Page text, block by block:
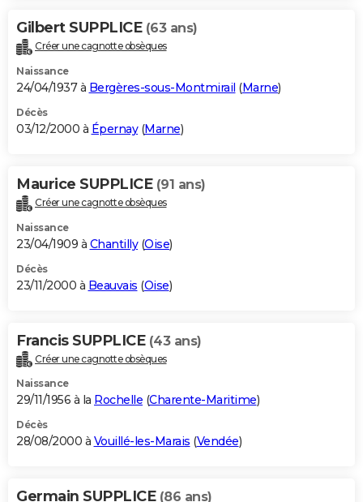
Gilbert SUPPLICE (63 ans)
Créer une cagnotte obsèques
Naissance
24/04/1937 à Bergères-sous-Montmirail (Marne)
Décès
03/12/2000 à Épernay(Marne)
Maurice SUPPLICE (91 ans)
Créer une cagnotte obsèques
Naissance
23/04/1909 à Chantilly(Oise)
Décès
23/11/2000 à Beauvais (Oise)
Francis SUPPLICE (43 ans)
Créer une cagnotte obsèques
Naissance
29/11/1956 à la Rochelle (Charente-Maritime)
Décès
28/08/2000 à Vouillé-les-Marais (Vendée)
Germain SUPPLICE (86 ans)